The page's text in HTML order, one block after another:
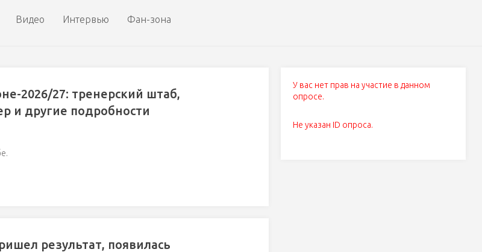
Видео Интервью Фан-зона
2026/27: тренерский штаб,
и другие подробности
результат, появилась
У вас нет прав на участие в данном
опросе.
Не указан ID опроса.